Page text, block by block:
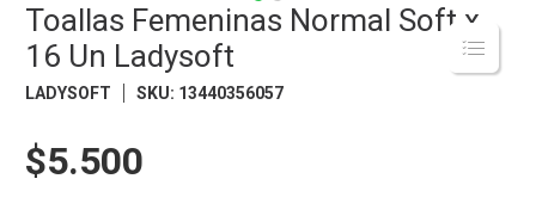
Toallas Femeninas Normal Soft x
16 Un Ladysoft
LADYSOFT SKU: 13440356057
$5.500
Cerveza
Galletitas
Fideos